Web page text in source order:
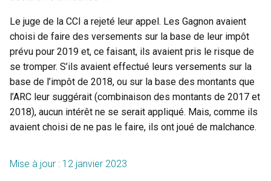
Le juge de la CCI a rejeté leur appel. Les Gagnon avaient
choisi de faire des versements sur la base de leur impôt
prévu pour 2019 et, ce faisant, ils avaient pris le risque de
se tromper. S’ils avaient effectué leurs versements sur la
base de l’impôt de 2018, ou sur la base des montants que
l’ARC leur suggérait (combinaison des montants de 2017 et
2018), aucun intérêt ne se serait appliqué. Mais, comme ils
avaient choisi de ne pas le faire, ils ont joué de malchance.
Mise à jour : 12 janvier 2023